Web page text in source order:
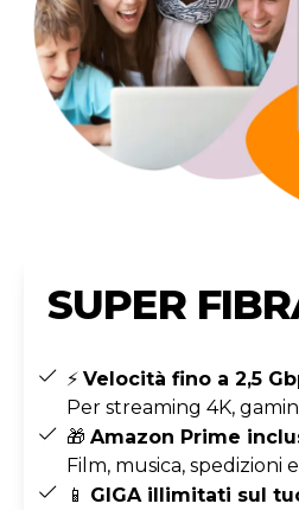
SUPER
⚡ Velocità fino a 2,5
Per streaming 4K,
🎁 Amazon Prime
Film, musica, spedizioni
📱 GIGA illimitati sul